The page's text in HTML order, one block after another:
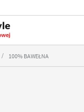
100% BAWEŁNA